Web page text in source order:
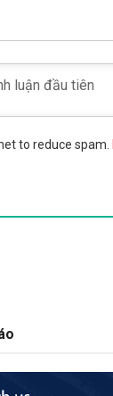
to reduce spam.